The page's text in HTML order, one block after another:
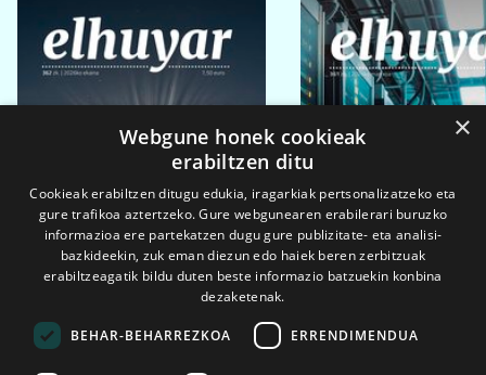
×
Webgune honek cookieak
erabiltzen ditu
Cookieak erabiltzen ditugu edukia, iragarkiak pertsonalizatzeko eta
gure trafikoa aztertzeko. Gure webgunearen erabilerari buruzko
informazioa ere partekatzen dugu gure publizitate- eta analisi-
bazkideekin, zuk eman diezun edo haiek beren zerbitzuak
erabiltzeagatik bildu duten beste informazio batzuekin konbina
dezaketenak.
BEHAR-BEHARREZKOA ERRENDIMENDUA